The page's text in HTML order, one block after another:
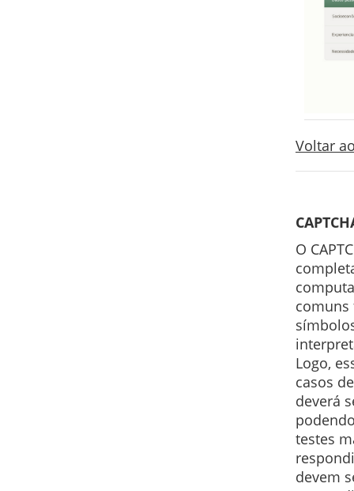
Voltar
O
comuns
Logo,
casos
deverá
testes
devem